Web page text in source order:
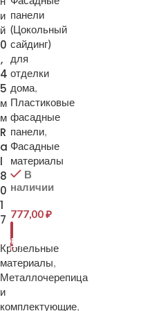
и
й
0
,
4
5
м
м
R
a
l
8
0
1
7
Кровельные
материалы,
Металлочерепица
и
комплектующие,
панели
(Цокольный
сайдинг)
для
отделки
дома,
Пластиковые
фасадные
панели,
Фасадные
материалы
В
наличии
777,00₽
КОРЗИНУ